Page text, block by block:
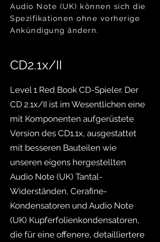
Audio Note (UK) können sich die
Spezifikationen ohne vorherige
Ankündigung ändern.
CD2.1x/II
Level 1 Red Book CD-Spieler. Der
CD 2.1x/II ist im Wesentlichen eine
mit Komponenten aufgerüstete
Version des CD1.1x, ausgestattet
mit besseren Bauteilen wie
unseren eigens hergestellten
Audio Note (UK) Tantal-
Widerständen, Cerafine-
Kondensatoren und Audio Note
(UK) Kupferfolienkondensatoren,
die für eine offenere, detailliertere